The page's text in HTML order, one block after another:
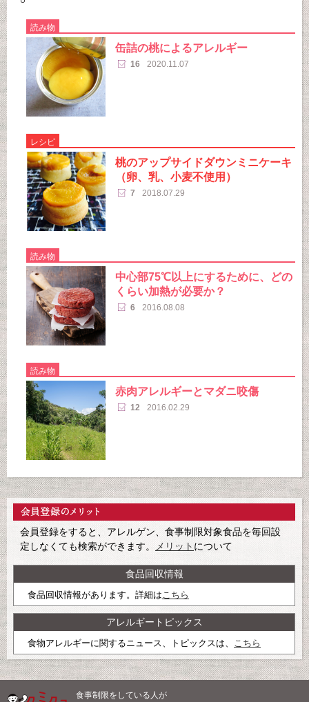
読み物
缶詰の桃によるアレルギー
16 2020.11.07
レシピ
桃のアップサイドダウンミニケーキ
（卵、乳、小麦不使用）
7 2018.07.29
読み物
中心部75℃以上にするために、どの
くらい加熱が必要か？
6 2016.08.08
読み物
赤肉アレルギーとマダニ咬傷
12 2016.02.29
会員登録をすると、アレルゲン、食事制限対象食品を毎回設
定しなくても検索ができます。 メリット について
食品回収情報
食品回収情報があります。詳細はこちら
アレルギートピックス
食物アレルギーに関するニュース、トピックスは、 こちら
食事制限をしている人が